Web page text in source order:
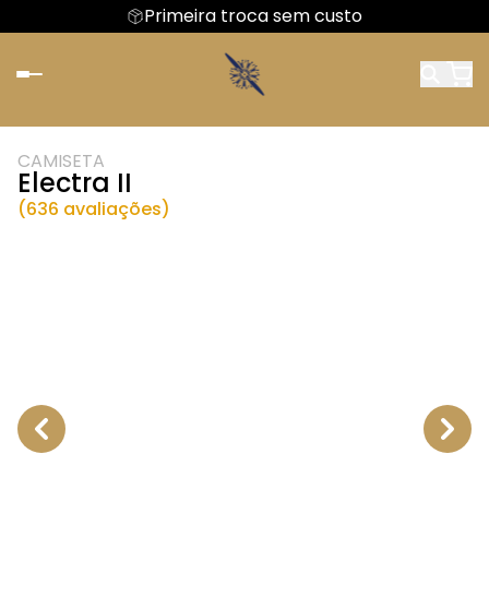
Primeira troca sem custo
CAMISETA
Electra II
(636 avaliações)